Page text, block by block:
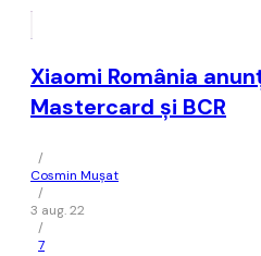
Xiaomi România
Mastercard şi BCR
/
Cosmin Mușat
/
3 aug. 22
/
7